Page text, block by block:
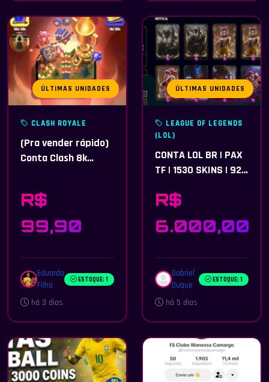
ÚLTIMAS UNIDADES
CLASH ROYALE
(Pra vender rápido)
Conta Clash 8k
R$
99,90
Eduardo
Filho
ESTOQUE: 1
há 3 dias
ÚLTIMAS UNIDADES
LEAGUE OF LEGENDS
(LOL)
CONTA LOL BR | PAX
TF | 1530 SKINS | 92
ULTIMATE | 323
R$
6.000,00
Gabriel
Duque
ESTOQUE: 1
há 5 dias